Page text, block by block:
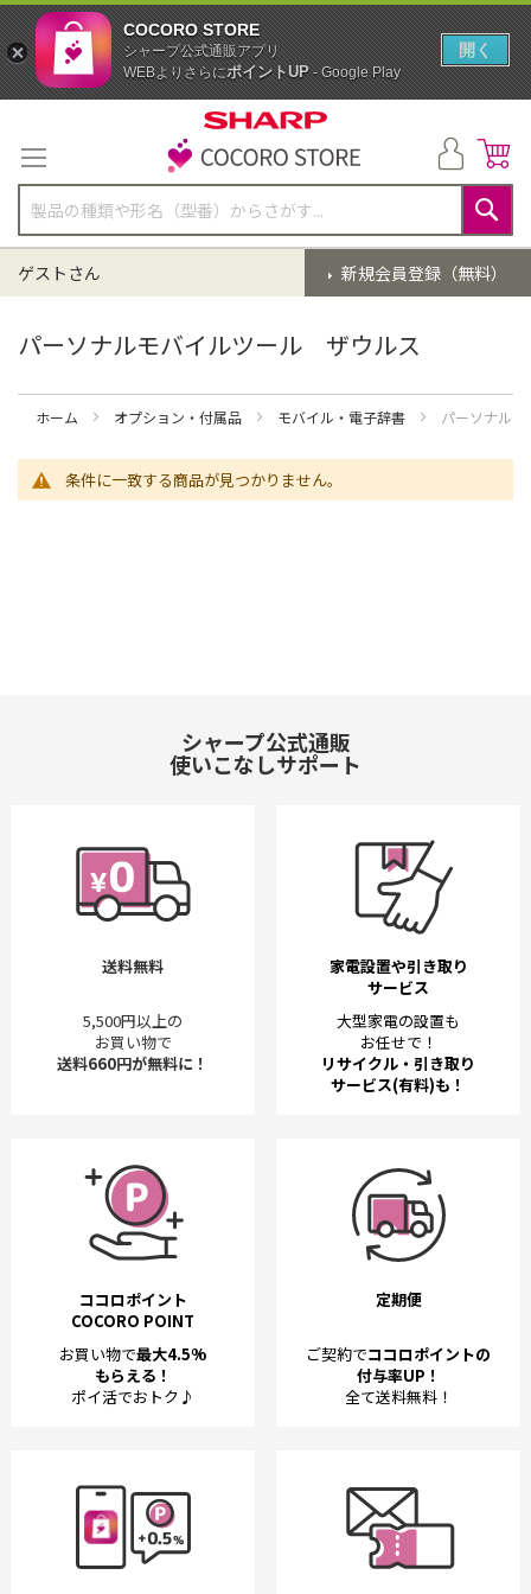
テ
ン
ツ
に
ス
キ
ッ
検
索
新規会員登録（無料）
ゲストさん
パーソナルモバイルツール ザウルス
ホーム オプション・付属品 モバイル・電子辞書 パーソナル
条件に一致する商品が見つかりません。
シャープ公式通販
使いこなしサポート
送料無料
5,500円以上の
お買い物で
送料660円が無料に！
家電設置や引き取り
サービス
大型家電の設置も
お任せで！
リサイクル・引き取り
サービス(有料)も！
ココロポイント
COCORO POINT
お買い物で最大4.5%
もらえる！
ポイ活でおトク♪
定期便
ご契約でココロポイントの
付与率UP！
全て送料無料！
COCORO STORE
シャープ公式通販アプリ
WEBよりさらにポイントUP- Google Play
開く